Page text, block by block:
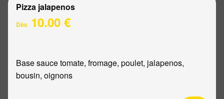
Pizza jalapenos
Dès 10.00 €
Base sauce tomate, fromage, poulet, jalapenos,
bousin, oignons